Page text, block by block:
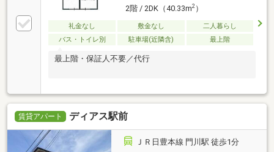
2階 / 2DK（40.33m2）
礼金なし 敷金なし
二人暮らし
バス・トイレ別
駐車場(近隣含) 最上階
最上階・保証人不要／代行
賃貸アパート ディアス駅前
ＪＲ日豊本線 門川駅 徒歩1分